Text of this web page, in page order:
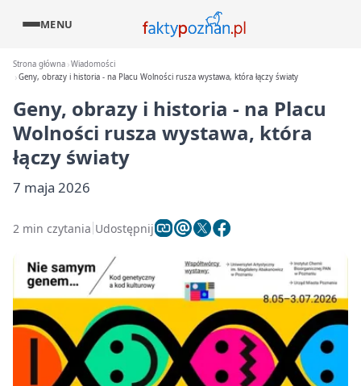
MENU
Strona główna Wiadomości
Geny, obrazy i historia - na Placu Wolności rusza wystawa, która łączy światy
Geny, obrazy i historia - na Placu
Wolności rusza wystawa, która
łączy światy
7 maja 2026
2 min czytania Udostępnij